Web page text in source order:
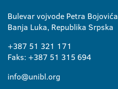
Bulevar vojvode Petra Bojovića
Banja Luka, Republika Srpska
+387 51 321 171
Faks: +387 51 315 694
info@unibl.org